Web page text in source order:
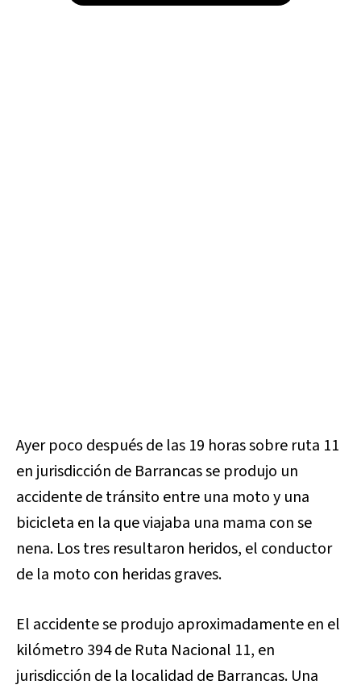
Ayer poco después de las 19 horas sobre ruta 11
en jurisdicción de Barrancas se produjo un
accidente de tránsito entre una moto y una
bicicleta en la que viajaba una mama con se
nena. Los tres resultaron heridos, el conductor
de la moto con heridas graves.
El accidente se produjo aproximadamente en el
kilómetro 394 de Ruta Nacional 11, en
jurisdicción de la localidad de Barrancas. Una